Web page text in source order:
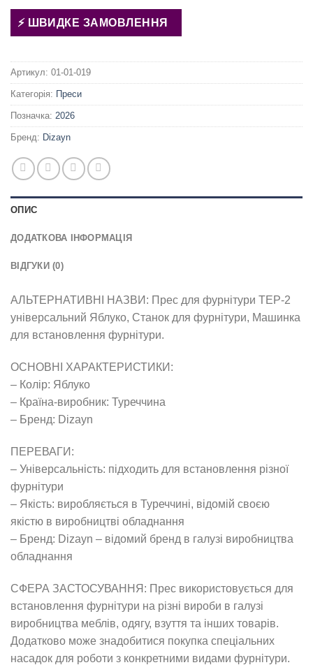
ШВИДКЕ ЗАМОВЛЕННЯ
Артикул: 01-01-019
Категорія: Преси
Позначка: 2026
Бренд: Dizayn
ОПИС
ДОДАТКОВА ІНФОРМАЦІЯ
ВІДГУКИ (0)
АЛЬТЕРНАТИВНІ НАЗВИ: Прес для фурнітури ТЕР-2
універсальний Яблуко, Станок для фурнітури, Машинка
для встановлення фурнітури.
ОСНОВНІ ХАРАКТЕРИСТИКИ:
– Колір: Яблуко
– Країна-виробник: Туреччина
– Бренд: Dizayn
ПЕРЕВАГИ:
– Універсальність: підходить для встановлення різної
фурнітури
– Якість: виробляється в Туреччині, відомій своєю
якістю в виробництві обладнання
– Бренд: Dizayn – відомий бренд в галузі виробництва
обладнання
СФЕРА ЗАСТОСУВАННЯ: Прес використовується для
встановлення фурнітури на різні вироби в галузі
виробництва меблів, одягу, взуття та інших товарів.
Додатково може знадобитися покупка спеціальних
насадок для роботи з конкретними видами фурнітури.